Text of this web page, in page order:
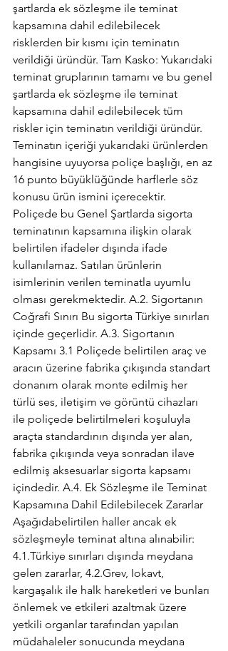
şartlarda ek sözleşme ile teminat
kapsamına dahil edilebilecek
risklerden bir kısmı için teminatın
verildiği üründür. Tam Kasko: Yukarıdaki
teminat gruplarının tamamı ve bu genel
şartlarda ek sözleşme ile teminat
kapsamına dahil edilebilecek tüm
riskler için teminatın verildiği üründür.
Teminatın içeriği yukarıdaki ürünlerden
hangisine uyuyorsa poliçe başlığı, en az
16 punto büyüklüğünde harflerle söz
konusu ürün ismini içerecektir.
Poliçede bu Genel Şartlarda sigorta
teminatının kapsamına ilişkin olarak
belirtilen ifadeler dışında ifade
kullanılamaz. Satılan ürünlerin
isimlerinin verilen teminatla uyumlu
olması gerekmektedir. A.2. Sigortanın
Coğrafi Sınırı Bu sigorta Türkiye sınırları
içinde geçerlidir. A.3. Sigortanın
Kapsamı 3.1 Poliçede belirtilen araç ve
aracın üzerine fabrika çıkışında standart
donanım olarak monte edilmiş her
türlü ses, iletişim ve görüntü cihazları
ile poliçede belirtilmeleri koşuluyla
araçta standardının dışında yer alan,
fabrika çıkışında veya sonradan ilave
edilmiş aksesuarlar sigorta kapsamı
içindedir. A.4. Ek Sözleşme ile Teminat
Kapsamına Dahil Edilebilecek Zararlar
Aşağıdabelirtilen haller ancak ek
sözleşmeyle teminat altına alınabilir:
4.1.Türkiye sınırları dışında meydana
gelen zararlar, 4.2.Grev, Iokavt,
kargaşalık ile halk hareketleri ve bunları
önlemek ve etkileri azaltmak üzere
yetkili organlar tarafından yapılan
müdahaleler sonucunda meydana